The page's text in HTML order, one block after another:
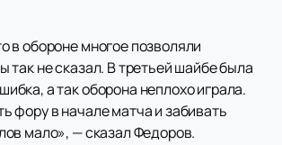
в обороне многое позволяли
так не сказал. В третьей шайбе была
а так оборона неплохо играла.
фору в начале матча и забивать
мало», — сказал Федоров.